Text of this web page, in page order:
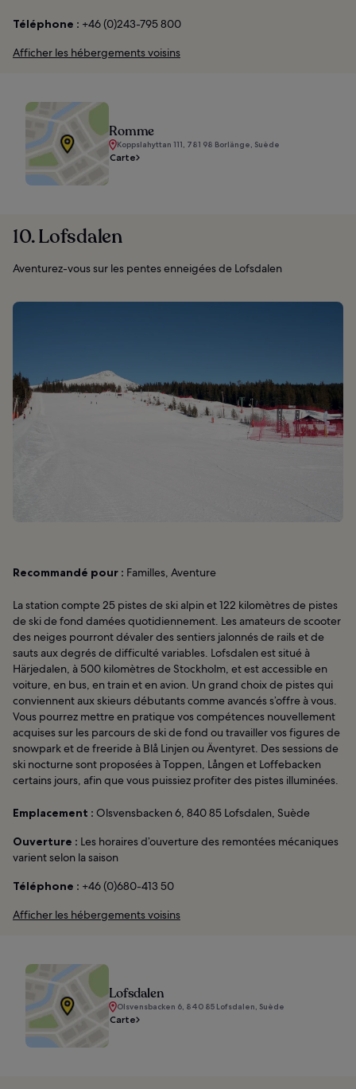
Téléphone : +46 (0)243-795 800
Afficher les hébergements voisins
Romme
Koppslahyttan 111, 781 98 Borlänge, Suède
Carte
10. Lofsdalen
Aventurez-vous sur les pentes enneigées de Lofsdalen
Recommandé pour : Familles, Aventure
La station compte 25 pistes de ski alpin et 122 kilomètres de pistes
de ski de fond damées quotidiennement. Les amateurs de scooter
des neiges pourront dévaler des sentiers jalonnés de rails et de
sauts aux degrés de difficulté variables. Lofsdalen est situé à
Härjedalen, à 500 kilomètres de Stockholm, et est accessible en
voiture, en bus, en train et en avion. Un grand choix de pistes qui
conviennent aux skieurs débutants comme avancés s’offre à vous.
Vous pourrez mettre en pratique vos compétences nouvellement
acquises sur les parcours de ski de fond ou travailler vos figures de
snowpark et de freeride à Blå Linjen ou Äventyret. Des sessions de
ski nocturne sont proposées à Toppen, Lången et Loffebacken
certains jours, afin que vous puissiez profiter des pistes illuminées.
Emplacement : Olsvensbacken 6, 840 85 Lofsdalen, Suède
Ouverture : Les horaires d’ouverture des remontées mécaniques
varient selon la saison
Téléphone : +46 (0)680-413 50
Afficher les hébergements voisins
Lofsdalen
Olsvensbacken 6, 840 85 Lofsdalen, Suède
Carte